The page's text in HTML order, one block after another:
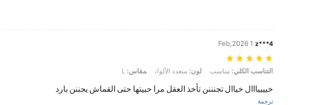
z***4
1 Feb,2026
التناسب الكلي: مناسب, لون: متعدد الألوان, مقاس: L
التناسب الكلي: مناسب لون: متعدد الألوان مقاس:
خييييااال خياال تجنننن تأخذ العقل مرا حبيتها حتى القماش يجننن بارد
ترجمة